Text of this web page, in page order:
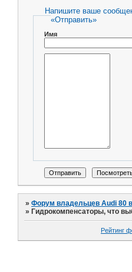
Напишите ваше
«Отправить»
Имя
»Форум владельцев Audi 80
» Гидрокомпенсаторы, что
Рейтинг